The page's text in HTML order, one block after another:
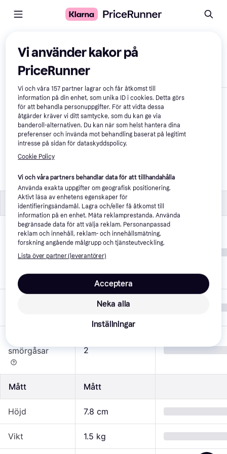
Jämför produkter
Visa endast skillnader
229 kr
Specifikationer Specifikationer
Egenskaper
Temperaturlamp
a, Plattor med
non stick-
Svalt hölje
Toastjärn,
smörgåsar
2
Mått Mått
Höjd 7.8 cm
Vikt 1.5 kg
Vi använder kakor på
PriceRunner
Vi och våra157 partner lagrar och får åtkomst till
information på din enhet, som unika ID i cookies. Detta görs
för att behandla personuppgifter. För att vidta dessa
åtgärder kräver vi ditt samtycke, som du kan ge via
banderoll-alternativen. Du kan när som helst hantera dina
preferenser och invända mot behandling baserat på legitimt
intresse på sidan för dataskyddspolicy.
Cookie Policy
Vi och våra partners behandlar data för att tillhandahålla
Använda exakta uppgifter om geografisk positionering.
Aktivt läsa av enhetens egenskaper för
identifieringsändamål. Lagra och/eller få åtkomst till
information på en enhet. Mäta reklamprestanda. Använda
begränsade data för att välja reklam. Personanpassad
reklam och innehåll, reklam- och innehållsmätning,
forskning angående målgrupp och tjänsteutveckling.
Lista över partner (leverantörer)
Neka alla
Acceptera
Inställningar